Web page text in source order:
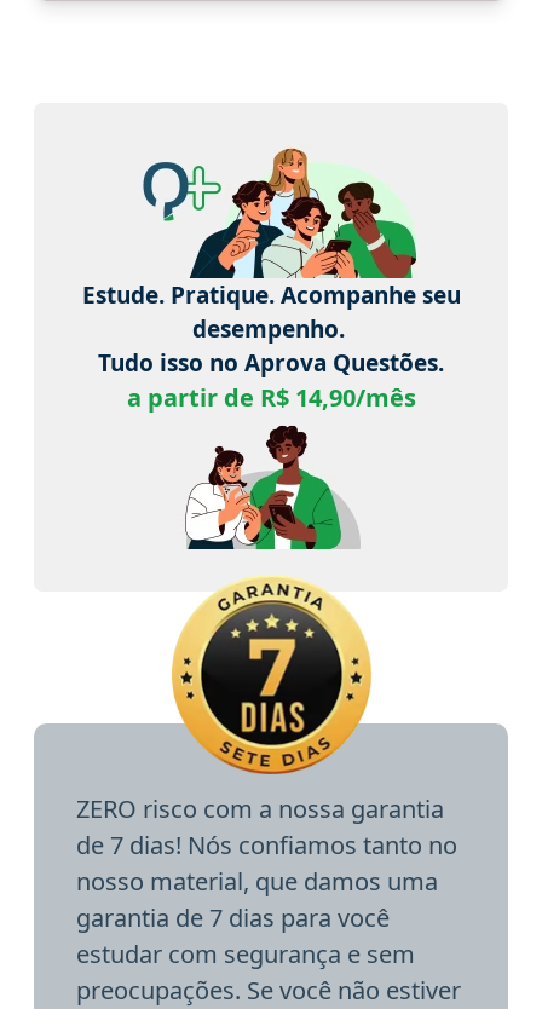
Estude. Pratique. Acompanhe seu
desempenho.
Tudo isso no Aprova Questões.
a partir de R$ 14,90/mês
ZERO risco com a nossa garantia
de 7 dias! Nós confiamos tanto no
nosso material, que damos uma
garantia de 7 dias para você
estudar com segurança e sem
preocupações. Se você não estiver